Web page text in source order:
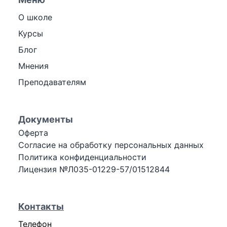
О школе
Курсы
Блог
Мнения
Преподавателям
Документы
Оферта
Согласие на обработку персональных данных
Политика конфиденциальности
Лицензия №Л035-01229-57/01512844
Контакты
Телефон